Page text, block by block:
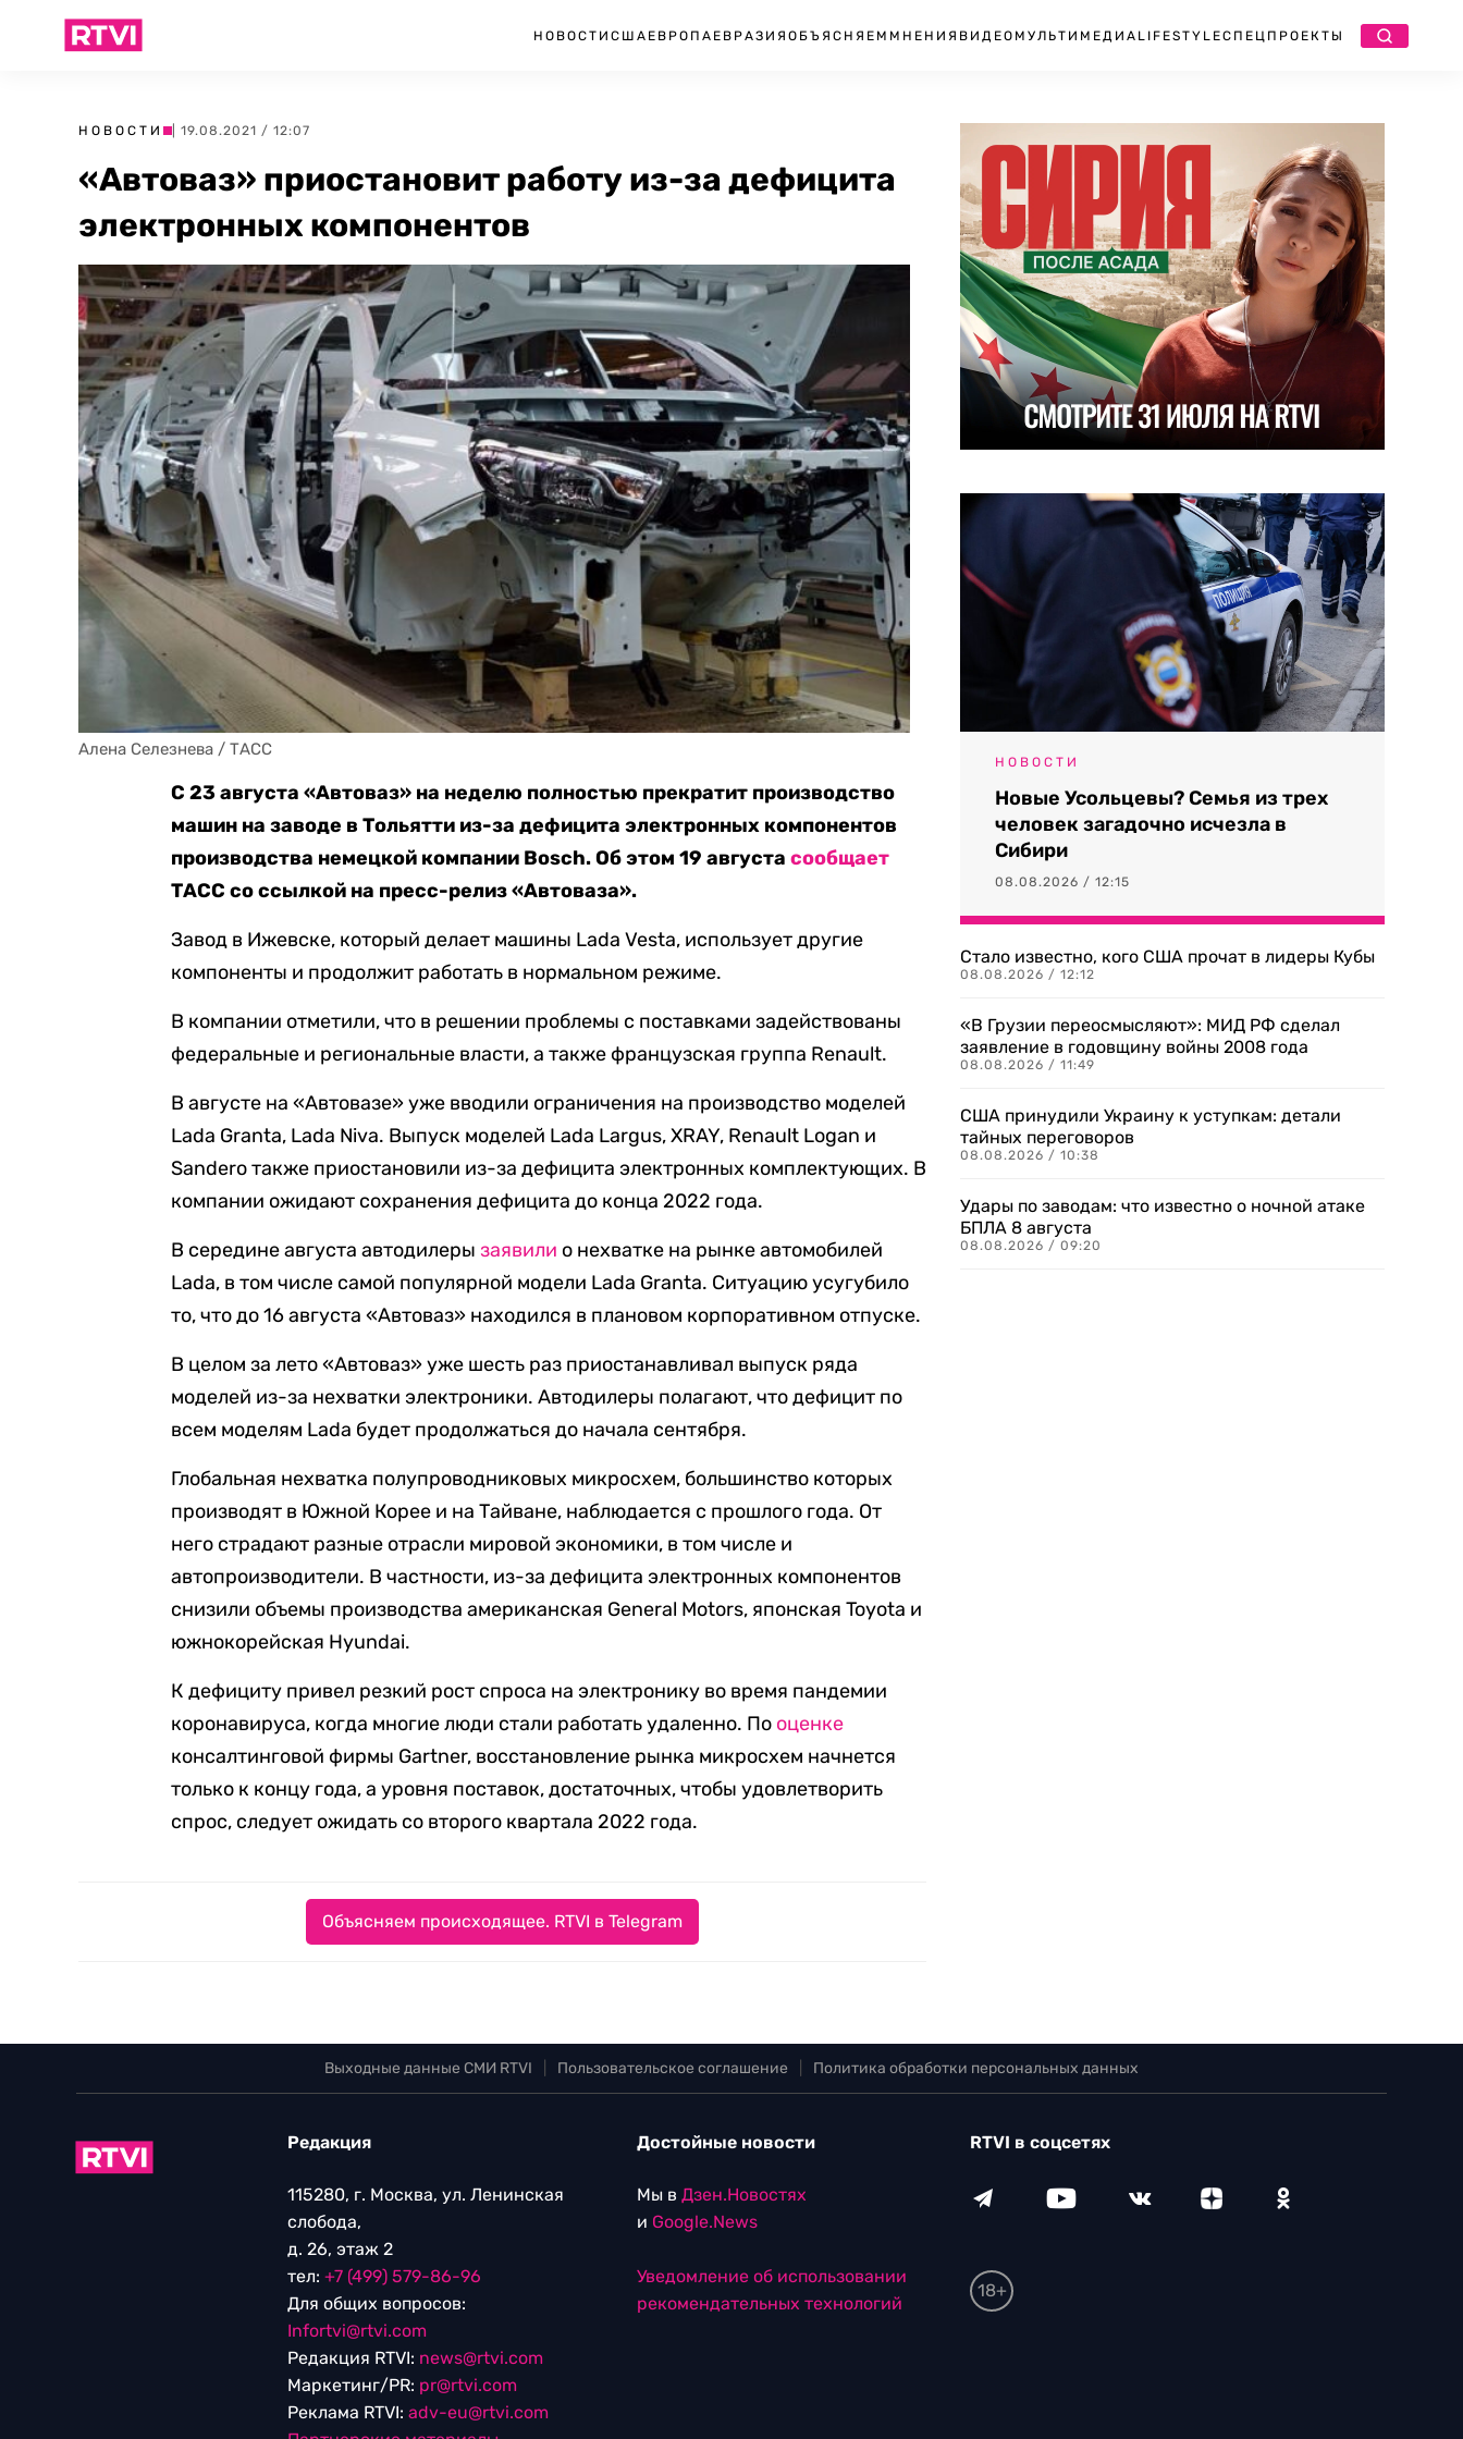
НОВОСТИ США ЕВРОПА ЕВРАЗИЯ ОБЪЯСНЯЕМ МНЕНИЯ ВИДЕО МУЛЬТИМЕДИА LIFESTYLEСПЕЦПРОЕКТЫ
НОВОСТИ | 19.08.2021 / 12:07
«Автоваз» приостановит работу из-за дефицита
электронных компонентов
Алена Селезнева / ТАСС
С 23 августа «Автоваз» на неделю полностью прекратит производство
машин на заводе в Тольятти из-за дефицита электронных компонентов
производства немецкой компании Bosch. Об этом 19 августасообщает
ТАСС со ссылкой на пресс-релиз «Автоваза».
Завод в Ижевске, который делает машины Lada Vesta, использует другие
компоненты и продолжит работать в нормальном режиме.
В компании отметили, что в решении проблемы с поставками задействованы
федеральные и региональные власти, а также французская группа Renault.
В августе на «Автовазе» уже вводили ограничения на производство моделей
Lada Granta, Lada Niva. Выпуск моделей Lada Largus, XRAY, Renault Logan и
Sandero также приостановили из-за дефицита электронных комплектующих. В
компании ожидают сохранения дефицита до конца 2022 года.
В середине августа автодилерызаявили о нехватке на рынке автомобилей
Lada, в том числе самой популярной модели Lada Granta. Ситуацию усугубило
то, что до 16 августа «Автоваз» находился в плановом корпоративном отпуске.
В целом за лето «Автоваз» уже шесть раз приостанавливал выпуск ряда
моделей из-за нехватки электроники. Автодилеры полагают, что дефицит по
всем моделям Lada будет продолжаться до начала сентября.
Глобальная нехватка полупроводниковых микросхем, большинство которых
производят в Южной Корее и на Тайване, наблюдается с прошлого года. От
него страдают разные отрасли мировой экономики, в том числе и
автопроизводители. В частности, из-за дефицита электронных компонентов
снизили объемы производства американская General Motors, японская Toyota и
южнокорейская Hyundai.
К дефициту привел резкий рост спроса на электронику во время пандемии
коронавируса, когда многие люди стали работать удаленно. По оценке
консалтинговой фирмы Gartner, восстановление рынка микросхем начнется
только к концу года, а уровня поставок, достаточных, чтобы удовлетворить
спрос, следует ожидать со второго квартала 2022 года.
Объясняем происходящее. RTVI в Telegram
НОВОСТИ
Новые Усольцевы? Семья из трех
человек загадочно исчезла в
Сибири
08.08.2026 / 12:15
Стало известно, кого США прочат в лидеры Кубы
08.08.2026 / 12:12
«В Грузии переосмысляют»: МИД РФ сделал
заявление в годовщину войны 2008 года
08.08.2026 / 11:49
США принудили Украину к уступкам: детали
тайных переговоров
08.08.2026 / 10:38
Удары по заводам: что известно о ночной атаке
БПЛА 8 августа
08.08.2026 / 09:20
Выходные данные СМИ RTVI Пользовательское соглашение Политика обработки персональных данных
Редакция
115280, г. Москва, ул. Ленинская
слобода,
д. 26, этаж 2
тел: +7 (499) 579-86-96
Для общих вопросов:
Infortvi@rtvi.com
Редакция RTVI: news@rtvi.com
Маркетинг/PR: pr@rtvi.com
Реклама RTVI: adv-eu@rtvi.com
Достойные новости
Мы в Дзен.Новостях
и Google.News
Уведомление об использовании
рекомендательных технологий
RTVI в соцсетях
18+